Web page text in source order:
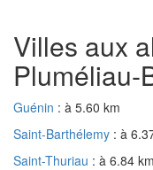
Villes aux
Pluméliau-
Guénin : à 5.60 km
Saint-Barthélemy : à
Saint-Thuriau : à 6.84 km